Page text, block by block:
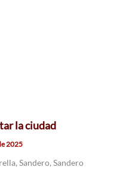
la ciudad
2025
Sandero, Sandero